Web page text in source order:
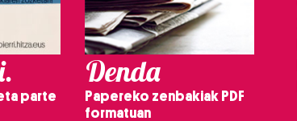
parte
Denda
Papereko zenbakiak PDF
formatuan